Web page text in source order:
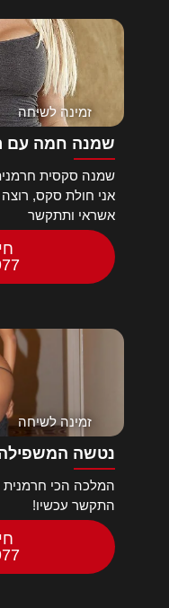
זמינה לשיחה
שמנה חמה עם
שמנה סקסית
אני חולת סקס, רוצה
אשראי ותתקשר
זמינה לשיחה
נטשה
המלכה הכי חרמנית
התקשר עכשיו!